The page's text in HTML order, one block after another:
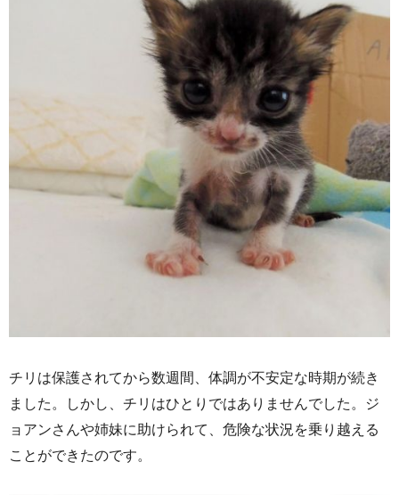
チリは保護されてから数週間、体調が不安定な時期が続き
ました。しかし、チリはひとりではありませんでした。ジ
ョアンさんや姉妹に助けられて、危険な状況を乗り越える
ことができたのです。